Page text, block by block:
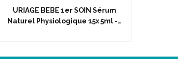
URIAGE BEBE 1er SOIN Sérum
Naturel Physiologique 15x 5ml -…